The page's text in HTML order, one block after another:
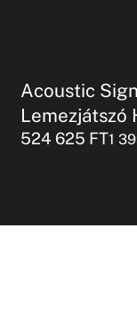
Acoustic
Lemezjátszó
524 625 FT1